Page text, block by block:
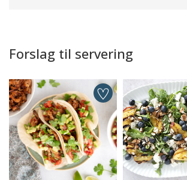
Forslag til servering